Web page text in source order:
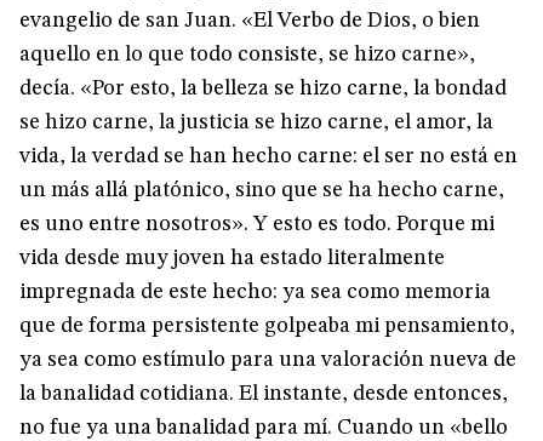
evangelio de san Juan. «El Verbo de Dios, o bien
aquello en lo que todo consiste, se hizo carne»,
decía. «Por esto, la belleza se hizo carne, la bondad
se hizo carne, la justicia se hizo carne, el amor, la
vida, la verdad se han hecho carne: el ser no está en
un más allá platónico, sino que se ha hecho carne,
es uno entre nosotros». Y esto es todo. Porque mi
vida desde muy joven ha estado literalmente
impregnada de este hecho: ya sea como memoria
que de forma persistente golpeaba mi pensamiento,
ya sea como estímulo para una valoración nueva de
la banalidad cotidiana. El instante, desde entonces,
no fue ya una banalidad para mí. Cuando un «bello